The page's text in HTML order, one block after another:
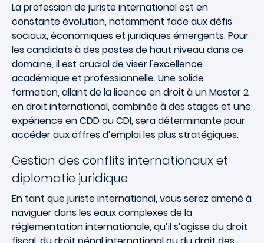
La profession de juriste international est en
constante évolution, notamment face aux défis
sociaux, économiques et juridiques émergents. Pour
les candidats à des postes de haut niveau dans ce
domaine, il est crucial de viser l'excellence
académique et professionnelle. Une solide
formation, allant de la licence en droit à un Master 2
en droit international, combinée à des stages et une
expérience en CDD ou CDI, sera déterminante pour
accéder aux offres d’emploi les plus stratégiques.
Gestion des conflits internationaux et
diplomatie juridique
En tant que juriste international, vous serez amené à
naviguer dans les eaux complexes de la
réglementation internationale, qu’il s’agisse du droit